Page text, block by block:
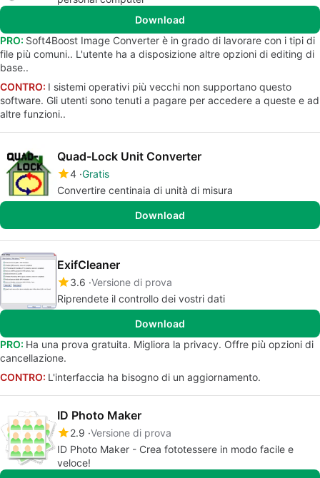
Download
PRO: Soft4Boost Image Converter è in grado di lavorare con i tipi di
file più comuni.. L'utente ha a disposizione altre opzioni di editing di
base..
CONTRO: I sistemi operativi più vecchi non supportano questo
software. Gli utenti sono tenuti a pagare per accedere a queste e ad
altre funzioni..
Quad-Lock Unit Converter
4 Gratis
Convertire centinaia di unità di misura
Download
ExifCleaner
3.6 Versione di prova
Riprendete il controllo dei vostri dati
Download
PRO: Ha una prova gratuita. Migliora la privacy. Offre più opzioni di
cancellazione.
CONTRO: L'interfaccia ha bisogno di un aggiornamento.
ID Photo Maker
2.9 Versione di prova
ID Photo Maker - Crea fototessere in modo facile e
veloce!